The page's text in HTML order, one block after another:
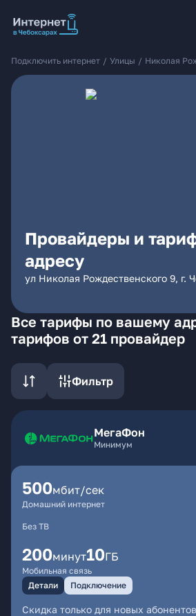
Подключить интернет / Улицы / Николая
Провайдеры и
адресу
ул Николая Рождественского 9, г.
Все тарифы по вашему
тарифов от 21 провайдер
Фильтр
МегаФон
Минимум
500мбит/сек
Домашний интернет
Без ТВ
200минут10ГБ
Мобильная связь
Детали
Подключение
Скидка только для новых